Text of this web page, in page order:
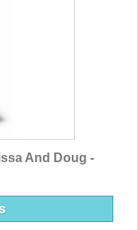
And Doug -